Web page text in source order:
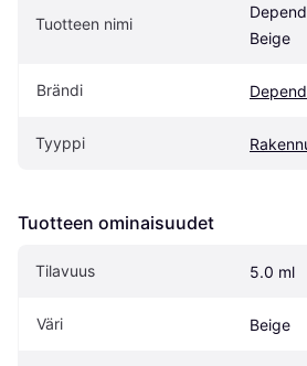
Tuotteen nimi
Beige
Brändi Depend
Tyyppi
Tuotteen ominaisuudet
Tilavuus 5.0 ml
Väri Beige